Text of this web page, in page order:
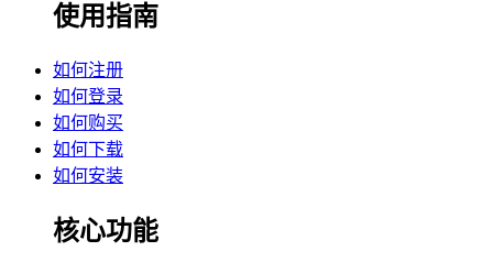
使用指南
如何注册
如何登录
如何购买
如何下载
如何安装
核心功能